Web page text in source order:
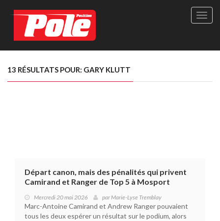
Site
Le
13 RÉSULTATS POUR: GARY KLUTT
Départ canon, mais des pénalités qui privent
Camirand et Ranger de Top 5 à Mosport
Mercredi 20 mai 2026 parMarie-Lyse Tremblay
Marc-Antoine Camirand et Andrew Ranger pouvaient
tous les deux espérer un résultat sur le podium, alors